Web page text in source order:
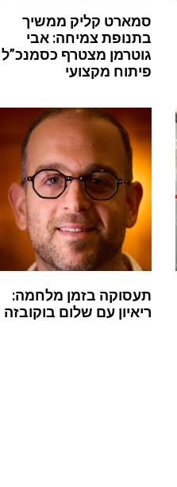
סמארט קליק ממשיך
בתנופת צמיחה: אבי
גוטרמן מצטרף כסמנכ”ל
פיתוח מקצועי
תעסוקה בזמן מלחמה:
ריאיון עם שלום בוקובזה